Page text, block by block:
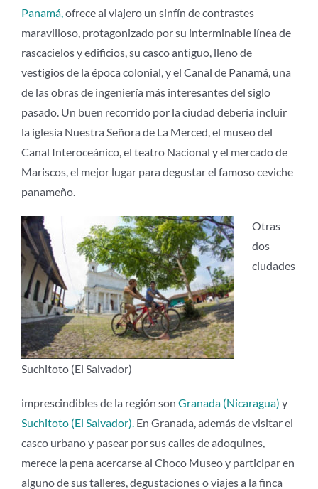
Panamá, ofrece al viajero un sinfín de contrastes
maravilloso, protagonizado por su interminable línea de
rascacielos y edificios, su casco antiguo, lleno de
vestigios de la época colonial, y el Canal de Panamá, una
de las obras de ingeniería más interesantes del siglo
pasado. Un buen recorrido por la ciudad debería incluir
la iglesia Nuestra Señora de La Merced, el museo del
Canal Interoceánico, el teatro Nacional y el mercado de
Mariscos, el mejor lugar para degustar el famoso ceviche
panameño.
Suchitoto (El Salvador)
Otras
dos
ciudades
imprescindibles de la región son Granada (Nicaragua) y
Suchitoto (El Salvador). En Granada, además de visitar el
casco urbano y pasear por sus calles de adoquines,
merece la pena acercarse al Choco Museo y participar en
alguno de sus talleres, degustaciones o viajes a la finca